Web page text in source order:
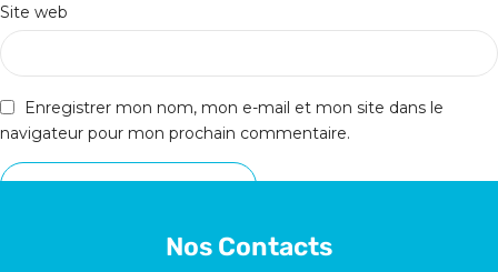
Site web
Enregistrer mon nom, mon e-mail et mon site dans le
navigateur pour mon prochain commentaire.
Nos Contacts